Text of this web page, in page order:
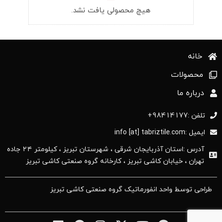
هیچ محصولی یافت نشد.
خانه
محصولات
درباره ما
تلفن :98414177+
ایمیل :info [at] tabriztile.com
آدرس :استان آذربایجان ‌شرقی ، شهرستان تبریز ، کیلومتر ۲۴ جاده
تهران ، خیابان کاشی تبریز ، کارخانه گروه صنعتی کاشی تبریز
طراحی توسط واحد انفورماتیک گروه صنعتی کاشی تبریز